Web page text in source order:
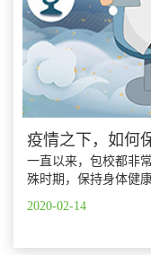
疫情之下，如何
一直以来，包校都非
殊时期，保持身体健
2020-02-14